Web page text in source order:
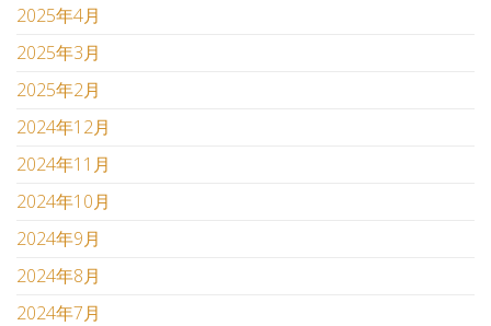
2025年4月
2025年3月
2025年2月
2024年12月
2024年11月
2024年10月
2024年9月
2024年8月
2024年7月